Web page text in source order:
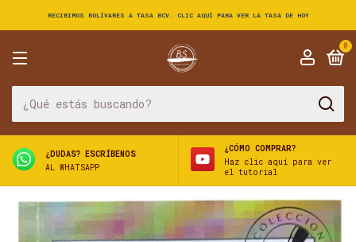
RECIBIMOS BOLÍVARES A TASA BCV. CLIC AQUÍ PARA VER LA TASA DE HOY
0
¿DUDAS? ESCRÍBENOS
AL WHATSAPP
¿CÓMO COMPRAR?
Haz clic aquí para ver
el tutorial